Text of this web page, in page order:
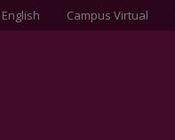
English Campus Virtual